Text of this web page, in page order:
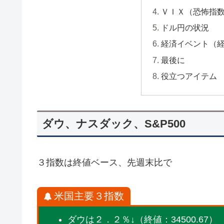
ＶＩＸ（恐怖指数
ドル円の状況
経済イベント（
最後に
役立つアイテム
ダウ、ナスダック、S&P500
３指数は終値ベース、先週末比で
米国主要３指数
ダウは２．２％↓（終値：34500.67）